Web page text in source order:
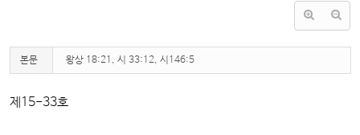
본문 왕상 18:21, 시 33:12, 시146:5
제15-33호